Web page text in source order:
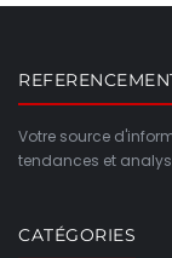
Votre source
tendances et
CATÉGORIES